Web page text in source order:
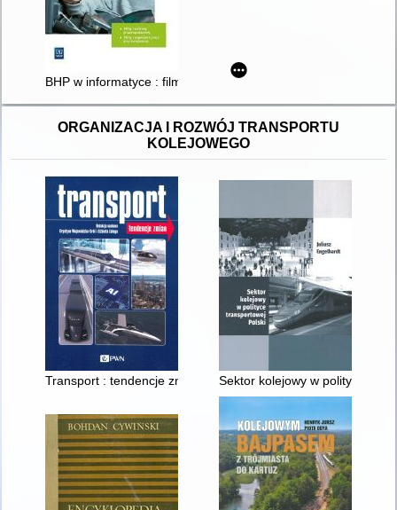
BHP w informatyce : filmy z ochrony przeciwpożarowej, filmy
ORGANIZACJA I ROZWÓJ TRANSPORTU
KOLEJOWEGO
Transport : tendencje zmian Sektor kolejowy w polityce